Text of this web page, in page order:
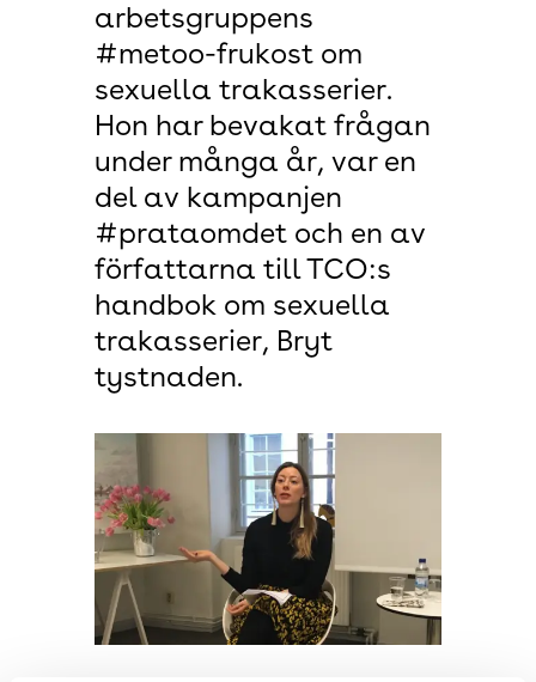
arbetsgruppens
#metoo-frukost om
sexuella trakasserier.
Hon har bevakat frågan
under många år, var en
del av kampanjen
#prataomdet och en av
författarna till TCO:s
handbok om sexuella
trakasserier, Bryt
tystnaden.